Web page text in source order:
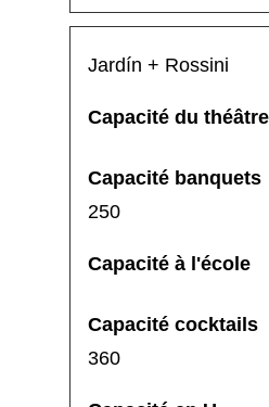
Jardín + Rossini
250
360